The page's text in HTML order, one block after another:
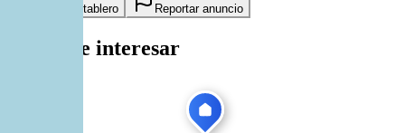
Añadir a tablero Reportar anuncio
Te puede interesar